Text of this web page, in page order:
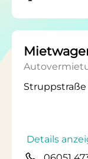
Struppstraße
Details